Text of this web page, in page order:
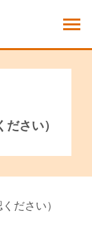
さい）
ださい）